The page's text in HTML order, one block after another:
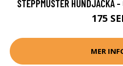
STEPPMUSTER HUNDJACKA
175
MER